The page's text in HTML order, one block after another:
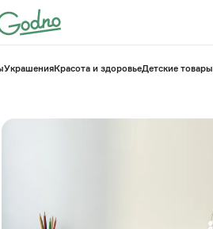
УкрашенияКрасота и здоровье⁠Детские товары